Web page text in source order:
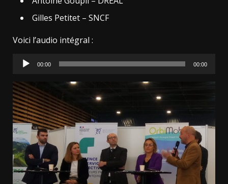
Gilles Petitet – SNCF
Voici l’audio intégral :
Lecteur
audio
00:00 00:00